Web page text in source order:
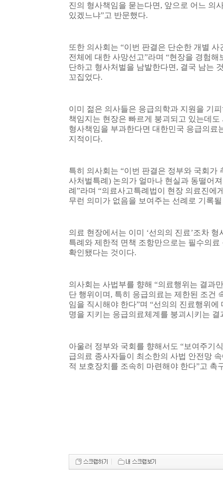
진의 형사책임을 묻는다면 , 앞으로 어느 의
있겠느냐”고 반문했다.
또한 의사회는 “이번 판결은 단순한 개별
전체에 대한 사망선고”라며 “현장을 경험해
단하고 형사처벌을 남발한다면 , 결국 남는
꼬집었다.
이미 젊은 의사들은 응급의학과 지원을 기
책임지는 현장은 빠르게 붕괴되고 있는데
형사책임을 부과한다면 대한민국 응급의료
지적이다.
특히 의사회는 “이번 판결은 정부와 국회가
사처벌특례 ) 논의가 얼마나 현실과 동떨어
례 ”라며 “의료사고특례법이 현장 의료진에
무런 의미가 없음을 보여주는 선례로 기록
의료 현장에서는 이미 ‘선의의 진료’조차 형
특례와 제한적 면책 조항만으로는 필수의
확인됐다는 것이다.
의사회는 사법부를 향해 “의료행위는 결과
단 행위이며 , 특히 응급의료는 제한된 조건
임을 직시해야 한다”며 “선의의 진료행위에
명을 지키는 응급의료체계를 붕괴시키는 결
아울러 정부와 국회를 향해서도 “보여주기
급의료 종사자들이 최소한의 사법 안전망
적 보호장치를 조속히 마련해야 한다”고 촉